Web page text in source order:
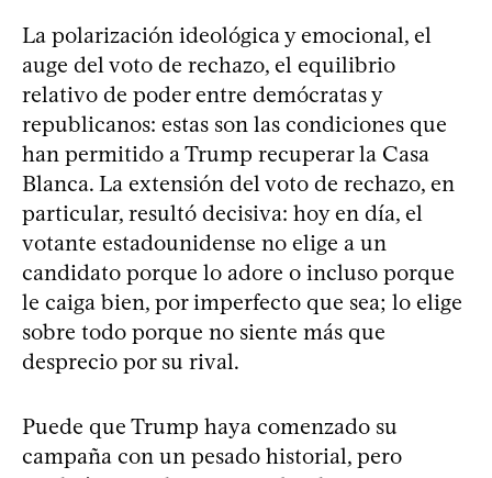
La polarización ideológica y emocional, el
auge del voto de rechazo, el equilibrio
relativo de poder entre demócratas y
republicanos: estas son las condiciones que
han permitido a Trump recuperar la Casa
Blanca. La extensión del voto de rechazo, en
particular, resultó decisiva: hoy en día, el
votante estadounidense no elige a un
candidato porque lo adore o incluso porque
le caiga bien, por imperfecto que sea; lo elige
sobre todo porque no siente más que
desprecio por su rival.
Puede que Trump haya comenzado su
campaña con un pesado historial, pero